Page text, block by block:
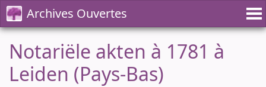
Archives Ouvertes
Notariële akten à 1781 à
Leiden (Pays-Bas)